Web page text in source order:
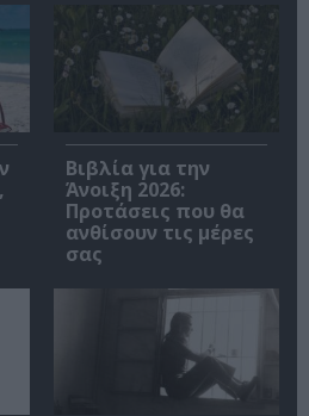
Βιβλία για την
Άνοιξη 2026:
Προτάσεις που θα
ανθίσουν τις μέρες
σας